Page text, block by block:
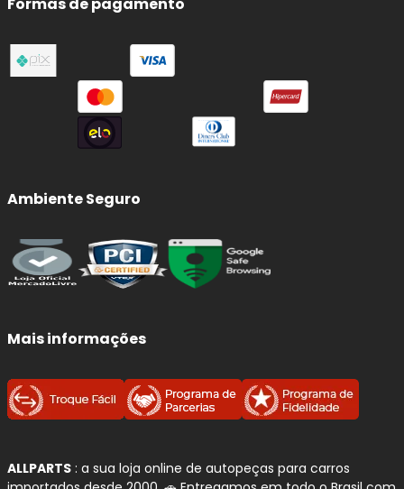
Ambiente Seguro
Mais informações
ALLPARTS : a sua loja online de autopeças para carros